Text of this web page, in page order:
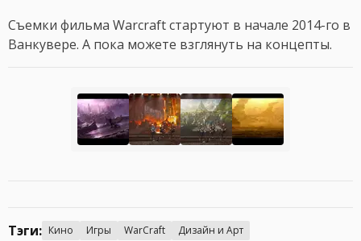
Съемки фильма Warcraft стартуют в начале 2014-го в
Ванкувере. А пока можете взглянуть на концепты.
Тэги: Кино Игры WarCraft Дизайн и Арт